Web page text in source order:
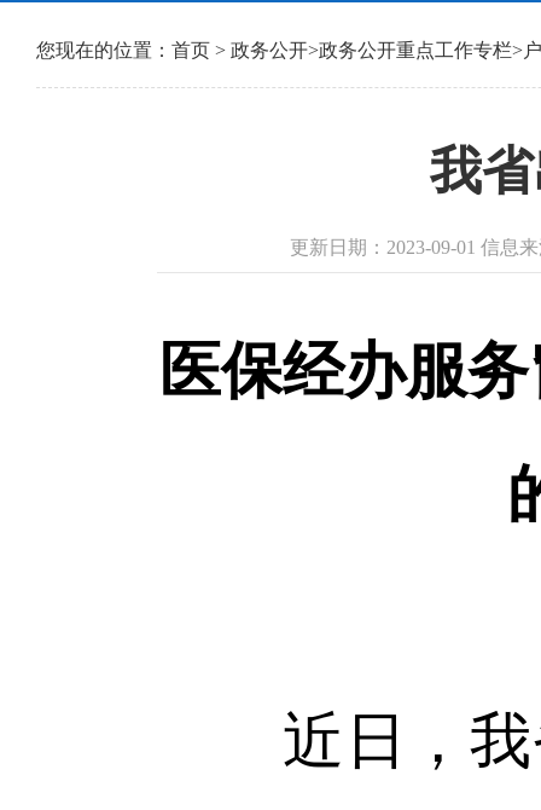
您现在的位置： 首页 > 政务公开>政务公开重点工作专栏>
我
更新日期：2023-09-01 信息
医保经办服
近日，我